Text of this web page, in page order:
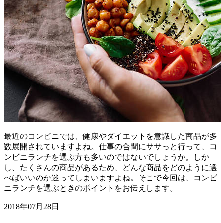
最近のコンビニでは、健康やダイエットを意識した商品が多
数展開されていますよね。仕事の合間にササっと行って、コ
ンビニランチを選ぶ方も多いのではないでしょうか。しか
し、たくさんの商品があるため、どんな商品をどのように選
べばいいのか迷ってしまいますよね。そこで今回は、コンビ
ニランチを選ぶときのポイントをお伝えします。
2018年07月28日